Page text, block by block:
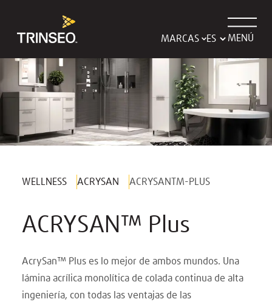
MARCAS MENÚ
WELLNESS ACRYSAN ACRYSANTM-PLUS
ACRYSAN™ Plus
AcrySan™ Plus es lo mejor de ambos mundos. Una
lámina acrílica monolítica de colada continua de alta
ingeniería, con todas las ventajas de las